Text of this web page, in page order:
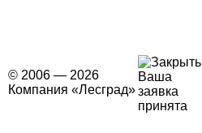
© 2006 — 2026
Компания «Лесград»
Ваша
заявка
принята